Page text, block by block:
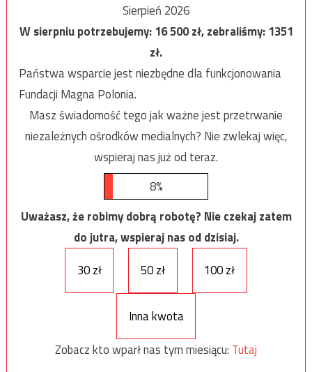
Sierpień 2026
W sierpniu potrzebujemy:16 500zł, zebraliśmy:1351
zł.
Państwa wsparcie jest niezbędne dla funkcjonowania
Fundacji Magna Polonia.
Masz świadomość tego jak ważne jest przetrwanie
niezależnych ośrodków medialnych? Nie zwlekaj więc,
wspieraj nas już od teraz.
8%
Uważasz, że robimy dobrą robotę? Nie czekaj zatem
do jutra, wspieraj nas od dzisiaj.
30 zł
50 zł 100 zł
Inna kwota
Zobacz kto wparł nas tym miesiącu: Tutaj